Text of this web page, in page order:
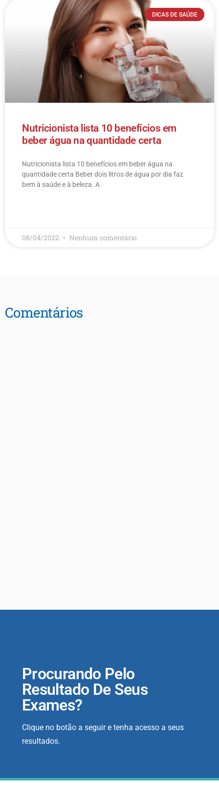
DICAS DE SAÚDE
Nutricionista lista 10 benefícios em
beber água na quantidade certa
Nutricionista lista 10 benefícios em beber água na
quantidade certa Beber dois litros de água por dia faz
bem à saúde e à beleza. A
08/04/2022 Nenhum comentário
Comentários
Procurando Pelo
Resultado De Seus
Exames?
Clique no botão a seguir e tenha acesso a seus
resultados.